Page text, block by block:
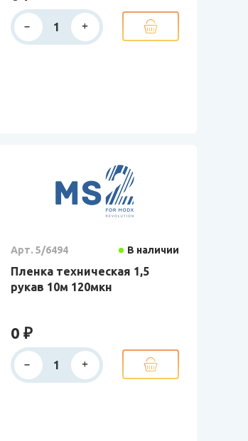
Арт. 5/6494 В наличии
Пленка техническая 1,5
рукав 10м 120мкн
0 ₽